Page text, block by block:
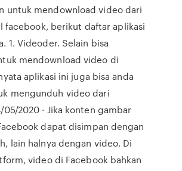
untuk mendownload video dari
facebook, berikut daftar aplikasi
1. Videoder. Selain bisa
mendownload video di
aplikasi ini juga bisa anda
mengunduh video dari
2020 · Jika konten gambar
dapat disimpan dengan
lain halnya dengan video. Di
video di Facebook bahkan